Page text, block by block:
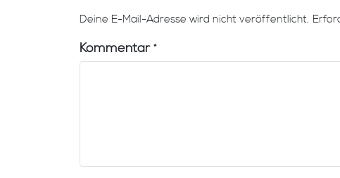
Deine E-Mail-Adresse wird nicht veröffentlicht.
Kommentar*